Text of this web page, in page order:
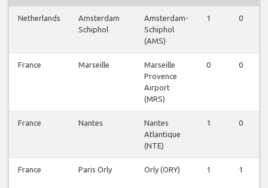
Netherlands
Amsterdam
Schiphol
Amsterdam-
Schiphol
(AMS)
1 0
France Marseille
Marseille
Provence
Airport
(MRS)
0 0
France Nantes
Nantes
Atlantique
(NTE)
1 0
France Paris Orly Orly (ORY) 1 1